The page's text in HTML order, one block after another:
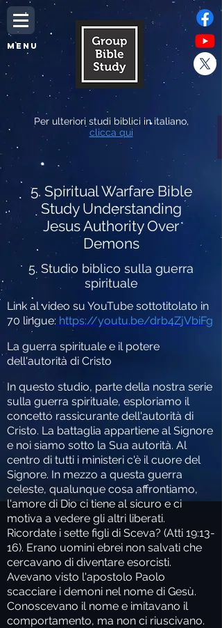
MENU
Per ulteriori studi biblici in italiano,
clicca qui
5. Spiritual Warfare Bible
Study Understanding
Jesus Authority Over
Demons
5. Studio biblico sulla guerra
spirituale
Link al video su YouTube sottotitolato in
70 lingue: https://youtu.be/drb4ZjVbiFg
La guerra spirituale e il potere
dell'autorità di Cristo
In questo studio, parte della nostra serie
sulla guerra spirituale, esploriamo il
concetto rassicurante dell'autorità di
Cristo. La battaglia appartiene al Signore
e noi siamo sotto la Sua autorità. Al
centro di tutti i ministeri c'è il cuore del
Signore. In mezzo a questa guerra
celeste, qualunque cosa affrontiamo,
l'amore di Dio ci tiene al sicuro e ci
motiva a vedere gli altri liberati.
Ricordate i sette figli di Sceva? (Atti 19:13-
16). Erano uomini ebrei non salvati che
cercavano di diventare esorcisti.
Avevano visto l'apostolo Paolo
scacciare i demoni nel nome di Gesù.
Conoscevano il nome e imitavano il
comportamento, ma non ci riuscivano.